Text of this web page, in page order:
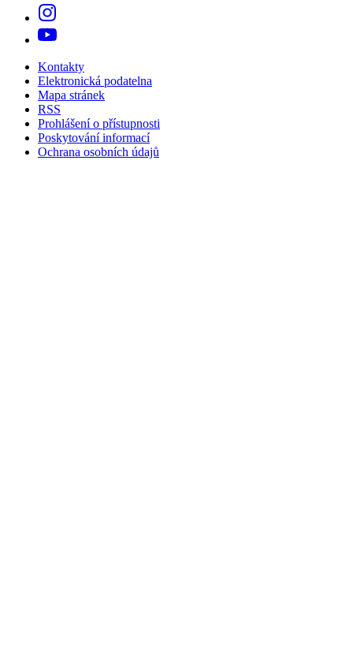
Kontakty
Elektronická podatelna
Mapa stránek
RSS
Prohlášení o přístupnosti
Poskytování informací
Ochrana osobních údajů